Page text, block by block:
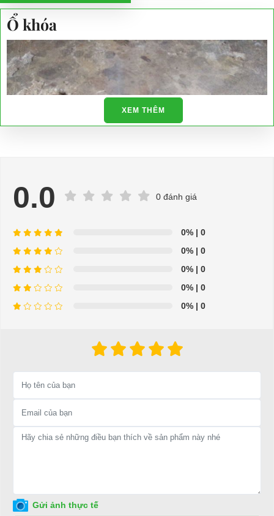
Ổ khóa
Để được tư vấn thêm về cách sử dụng xe ô tô điện để tăng tuổi thọ
cho xe hoặc có vấn đề gì cần được hỗ trợ, quý khách vui lòng liên
LIÊN HỆ CÔNG TY:
Đại Cường
E-mail: phuhuynhkd@gmail.com
XEM THÊM
0.0 0 đánh giá
0% | 0
0% | 0
0% | 0
0% | 0
0% | 0
Gửi ảnh thực tế